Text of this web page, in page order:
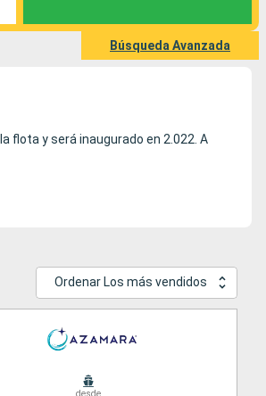
Búsqueda Avanzada
flota y será inaugurado en 2.022. A
Ordenar Los más vendidos
desde